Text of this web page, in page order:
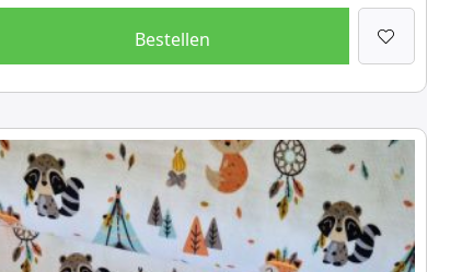
Bestellen